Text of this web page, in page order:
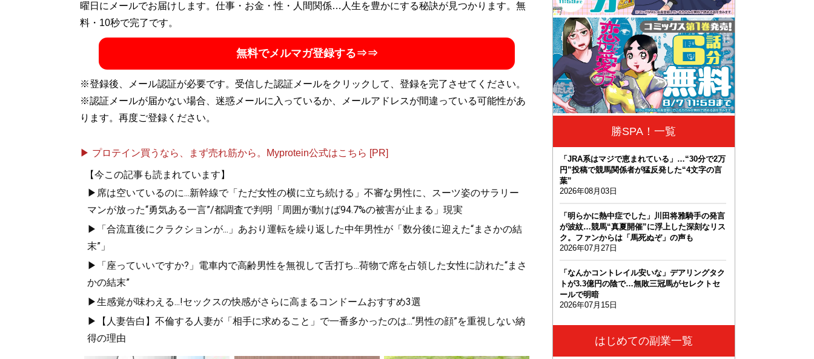
カル、舞台鑑賞、スポーツ観戦、カフェ。
記事一覧へ
曜日にメールでお届けします。仕事・お金・性・人間関係…人生を豊かにする秘訣が見つかります。無
料・10秒で完了です。
無料でメルマガ登録する⇒⇒
※登録後、メール認証が必要です。受信した認証メールをクリックして、登録を完了させてください。
※認証メールが届かない場合、迷惑メールに入っているか、メールアドレスが間違っている可能性があ
ります。再度ご登録ください。
▶ プロテイン買うなら、まず売れ筋から。Myprotein公式はこちら [PR]
【今この記事も読まれています】
▶席は空いているのに...新幹線で「ただ女性の横に立ち続ける」不審な男性に、スーツ姿のサラリー
マンが放った“勇気ある一言”/都調査で判明「周囲が動けば94.7%の被害が止まる」現実
▶「合流直後にクラクションが...」あおり運転を繰り返した中年男性が「数分後に迎えた“まさかの結
末”」
▶「座っていいですか?」電車内で高齢男性を無視して舌打ち...荷物で席を占領した女性に訪れた“まさ
かの結末”
▶生感覚が味わえる...!セックスの快感がさらに高まるコンドームおすすめ3選
▶【人妻告白】不倫する人妻が「相手に求めること」で一番多かったのは...“男性の顔”を重視しない納
得の理由
勝SPA！一覧
「JRA系はマジで恵まれている」…“30分で2万
円”投稿で競馬関係者が猛反発した“4文字の言
葉”
2026年08月03日
「明らかに熱中症でした」川田将雅騎手の発言
が波紋…競馬“真夏開催”に浮上した深刻なリス
ク。ファンからは「馬死ぬぞ」の声も
2026年07月27日
「なんかコントレイル安いな」デアリングタク
トが3.3億円の陰で…無敗三冠馬がセレクトセ
ールで明暗
2026年07月15日
はじめての副業一覧